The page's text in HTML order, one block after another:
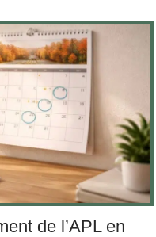
de l’APL en